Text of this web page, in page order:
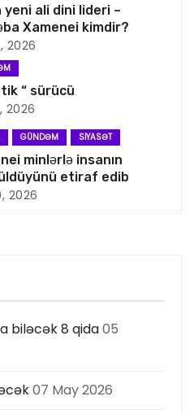
yeni ali dini lideri –
Xamenei kimdir?
2026
“ sürücü
2026
GÜNDƏM SIYASƏT
minlərlə insanın
etiraf edib
2026
biləcək 8 qida05
07 May 2026